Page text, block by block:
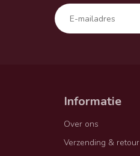
Informatie
Over ons
Verzending & retour